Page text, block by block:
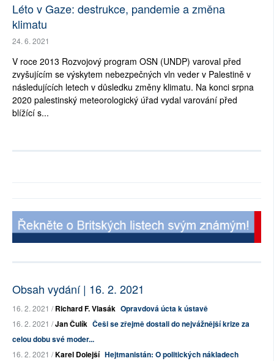
Léto v Gaze: destrukce, pandemie a změna
klimatu
24. 6. 2021
V roce 2013 Rozvojový program OSN (UNDP) varoval před
zvyšujícím se výskytem nebezpečných vln veder v Palestině v
následujících letech v důsledku změny klimatu. Na konci srpna
2020 palestinský meteorologický úřad vydal varování před
blížící s...
Obsah vydání | 16. 2. 2021
16. 2. 2021 /Richard F. Vlasák Opravdová úcta k ústavě
16. 2. 2021 /Jan Čulík Češi se zřejmě dostali do nejvážnější krize za
celou dobu své moder...
16. 2. 2021 /Karel Dolejší Hejtmanistán: O politických nákladech